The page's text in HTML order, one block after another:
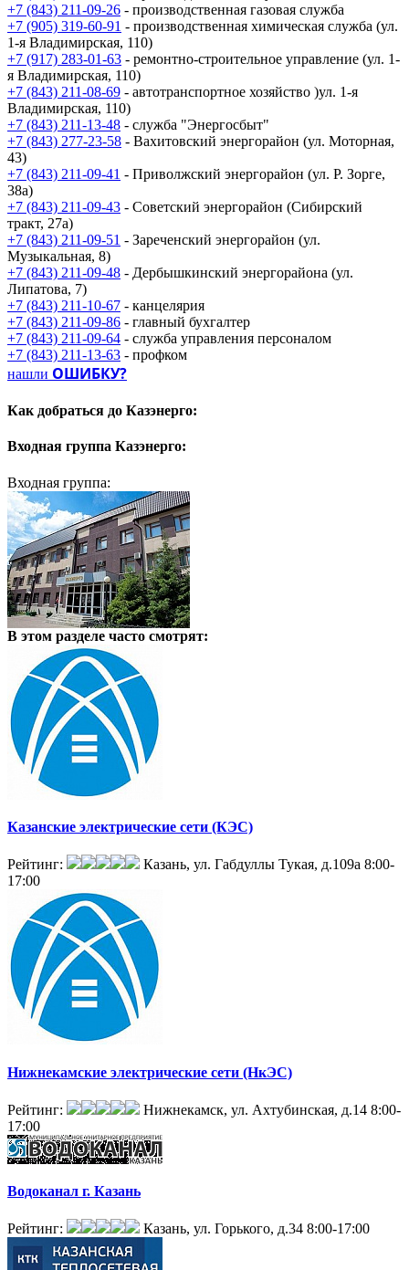
+7 (843) 211-09-26 - производственная газовая служба
+7 (905) 319-60-91 - производственная химическая служба (ул.
1-я Владимирская, 110)
+7 (917) 283-01-63 - ремонтно-строительное управление (ул. 1-
я Владимирская, 110)
+7 (843) 211-08-69 - автотранспортное хозяйство )ул. 1-я
Владимирская, 110)
+7 (843) 211-13-48 - служба "Энергосбыт"
+7 (843) 277-23-58 - Вахитовский энергорайон (ул. Моторная,
43)
+7 (843) 211-09-41 - Приволжский энергорайон (ул. Р. Зорге,
38а)
+7 (843) 211-09-43 - Советский энергорайон (Сибирский
тракт, 27а)
+7 (843) 211-09-51 - Зареченский энергорайон (ул.
Музыкальная, 8)
+7 (843) 211-09-48 - Дербышкинский энергорайона (ул.
Липатова, 7)
+7 (843) 211-10-67 - канцелярия
+7 (843) 211-09-86 - главный бухгалтер
+7 (843) 211-09-64 - служба управления персоналом
+7 (843) 211-13-63 - профком
нашли ОШИБКУ?
Как добраться до Казэнерго:
Входная группа Казэнерго:
Входная группа:
В этом разделе часто смотрят:
Казанские электрические сети (КЭС)
Рейтинг: Казань, ул. Габдуллы Тукая, д.109а 8:00-
17:00
Нижнекамские электрические сети (НкЭС)
Рейтинг: Нижнекамск, ул. Ахтубинская, д.14 8:00-
17:00
Водоканал г. Казань
Рейтинг: Казань, ул. Горького, д.34 8:00-17:00